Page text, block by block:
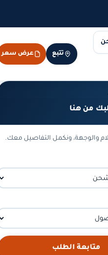
تتبع عرض سعر
من هنا
والوجهة، ونكمل التفاصيل معك.
متابعة الطلب